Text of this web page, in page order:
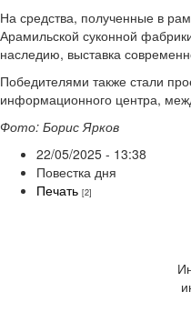
На средства, полученные в
Арамильской суконной
наследию, выставка
Победителями также стали
информационного центра,
Фото: Борис Ярков
22/05/2025 - 13:38
Повестка дня
Печать [2]